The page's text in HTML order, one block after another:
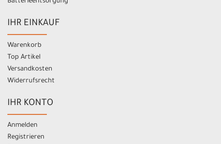
IHR EINKAUF
Warenkorb
Top Artikel
Versandkosten
Widerrufsrecht
IHR KONTO
Anmelden
Registrieren